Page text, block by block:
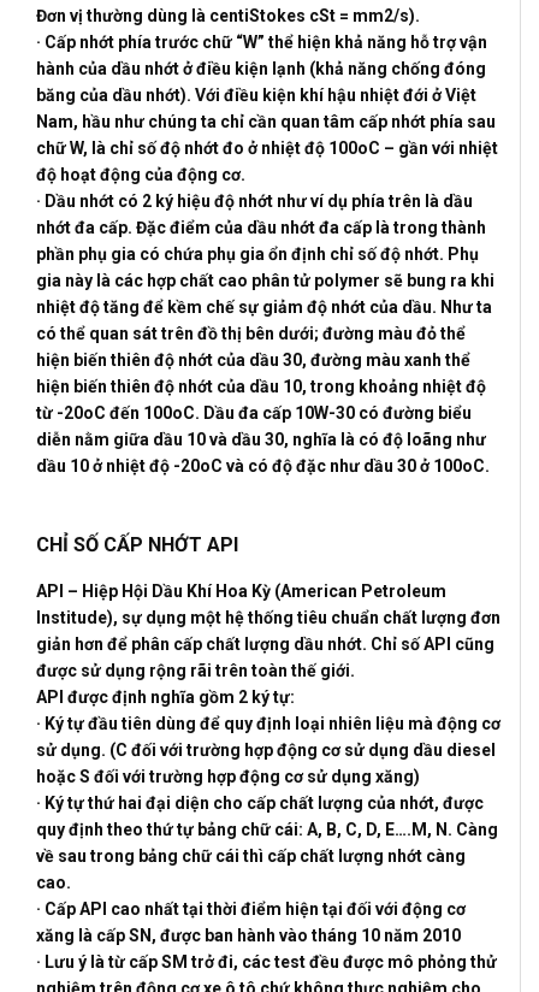
Đơn vị thường dùng là centiStokes cSt = mm2/s).
· Cấp nhớt phía trước chữ “W” thể hiện khả năng hỗ trợ vận
hành của dầu nhớt ở điều kiện lạnh (khả năng chống đóng
băng của dầu nhớt). Với điều kiện khí hậu nhiệt đới ở Việt
Nam, hầu như chúng ta chỉ cần quan tâm cấp nhớt phía sau
chữ W, là chỉ số độ nhớt đo ở nhiệt độ 100oC – gần với nhiệt
độ hoạt động của động cơ.
· Dầu nhớt có 2 ký hiệu độ nhớt như ví dụ phía trên là dầu
nhớt đa cấp. Đặc điểm của dầu nhớt đa cấp là trong thành
phần phụ gia có chứa phụ gia ổn định chỉ số độ nhớt. Phụ
gia này là các hợp chất cao phân tử polymer sẽ bung ra khi
nhiệt độ tăng để kềm chế sự giảm độ nhớt của dầu. Như ta
có thể quan sát trên đồ thị bên dưới; đường màu đỏ thể
hiện biến thiên độ nhớt của dầu 30, đường màu xanh thể
hiện biến thiên độ nhớt của dầu 10, trong khoảng nhiệt độ
từ -20oC đến 100oC. Dầu đa cấp 10W-30 có đường biểu
diễn nằm giữa dầu 10 và dầu 30, nghĩa là có độ loãng như
dầu 10 ở nhiệt độ -20oC và có độ đặc như dầu 30 ở 100oC.
CHỈ SỐ CẤP NHỚT API
API – Hiệp Hội Dầu Khí Hoa Kỳ (American Petroleum
Institude), sự dụng một hệ thống tiêu chuẩn chất lượng đơn
giản hơn để phân cấp chất lượng dầu nhớt. Chỉ số API cũng
được sử dụng rộng rãi trên toàn thế giới.
API được định nghĩa gồm 2 ký tự:
· Ký tự đầu tiên dùng để quy định loại nhiên liệu mà động cơ
sử dụng. (C đối với trường hợp động cơ sử dụng dầu diesel
hoặc S đối với trường hợp động cơ sử dụng xăng)
· Ký tự thứ hai đại diện cho cấp chất lượng của nhớt, được
quy định theo thứ tự bảng chữ cái: A, B, C, D, E….M, N. Càng
về sau trong bảng chữ cái thì cấp chất lượng nhớt càng
cao.
· Cấp API cao nhất tại thời điểm hiện tại đối với động cơ
xăng là cấp SN, được ban hành vào tháng 10 năm 2010
· Lưu ý là từ cấp SM trở đi, các test đều được mô phỏng thử